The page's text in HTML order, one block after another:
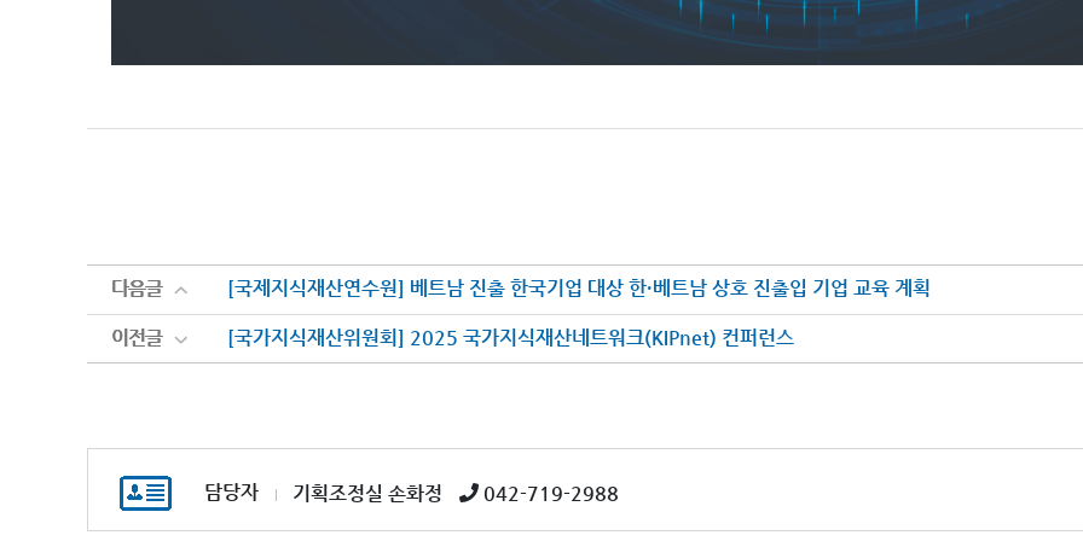
다음글 [국제지식재산연수원] 베트남 진출 한국기업 대상 한·베트남 상호 진출입 기업 교육 계획
다음글
이전글 [국가지식재산위원회] 2025 국가지식재산네트워크(KIPnet) 컨퍼런스
이전글
담당자 기획조정실 손화정 042-719-2988